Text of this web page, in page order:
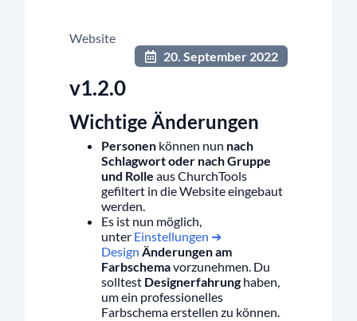
Website
20. September 2022
v1.2.0
Wichtige Änderungen
Personen können nun nach
Schlagwort oder nach Gruppe
und Rolle aus ChurchTools
gefiltert in die Website eingebaut
werden.
Es ist nun möglich,
unter Einstellungen ➔
Design Änderungen am
Farbschemavorzunehmen. Du
solltest Designerfahrung haben,
um ein professionelles
Farbschema erstellen zu können.